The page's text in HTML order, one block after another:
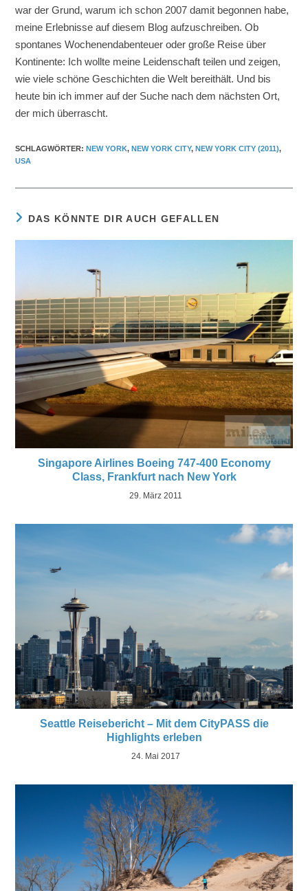
war der Grund, warum ich schon 2007 damit begonnen habe,
meine Erlebnisse auf diesem Blog aufzuschreiben. Ob
spontanes Wochenendabenteuer oder große Reise über
Kontinente: Ich wollte meine Leidenschaft teilen und zeigen,
wie viele schöne Geschichten die Welt bereithält. Und bis
heute bin ich immer auf der Suche nach dem nächsten Ort,
der mich überrascht.
SCHLAGWÖRTER: NEW YORK, NEW YORK CITY, NEW YORK CITY (2011),
USA
DAS KÖNNTE DIR AUCH GEFALLEN
Singapore Airlines Boeing 747-400 Economy
Class, Frankfurt nach New York
29. März 2011
Seattle Reisebericht – Mit dem CityPASS die
Highlights erleben
24. Mai 2017